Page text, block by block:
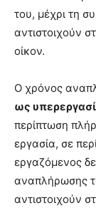
του, μέχρι τη
αντιστοιχούν
οίκον.
Ο χρόνος
ως
περίπτωση
εργασία, σε
εργαζόμενος
αναπλήρωσης
αντιστοιχούν